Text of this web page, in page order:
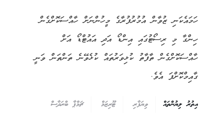
ހަމައެކަނި ޒުވާން އުމުރުފުރާގެ މީހުންނަށް ހާއްސަކޮށްގެން
ހިންގާ މި ރިސޯޓުގައި އިންޑޯ އަދި އައުޓްޑޯ އަށް
ހާއްސަކޮށްގެން ތާފާތު ކުޅިވަރުތައް ކުޅެވޭނެ ތަންތަން ވަނީ
ގާއިމްކޮށްފަ އެވެ.
އިތުރު ލިޔުންތައް ވިޔަފާރި ޓޫރިޒަމް ޗަމްޕާ ބްރަދާސް